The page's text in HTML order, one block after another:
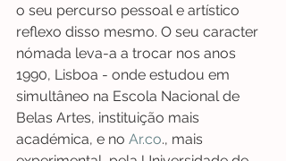
o seu percurso pessoal e artístico
reflexo disso mesmo. O seu caracter
nómada leva-a a trocar nos anos
1990, Lisboa - onde estudou em
simultâneo na Escola Nacional de
Belas Artes, instituição mais
académica, e no Ar.co., mais